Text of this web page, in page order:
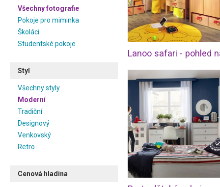
Všechny fotografie
Pokoje pro miminka
Školáci
Studentské pokoje
Styl
Všechny styly
Moderní
Tradiční
Designový
Venkovský
Retro
Cenová hladina
můžete se podívat na
najít i jednolivé produkty od
Bojíte se, že děti
přední čeští výrobci
proměnit po malých
inspirace dětského pokoje